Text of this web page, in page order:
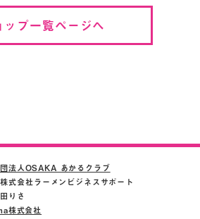
ップ一覧ページへ
法人OSAKA あかるクラブ
式会社ラーメンビジネスサポート
りさ
株式会社